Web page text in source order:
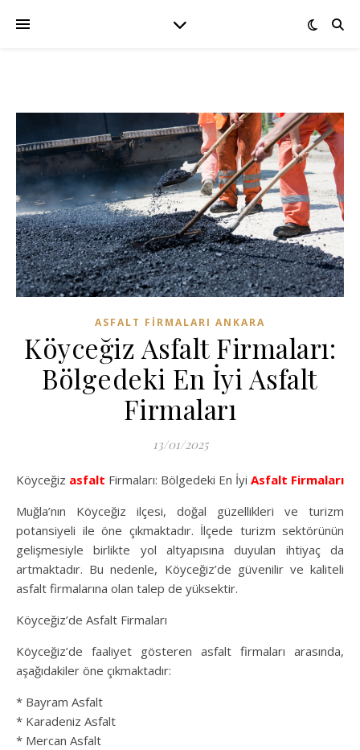
ASFALT FIRMALARI ANKARA
Köyceğiz Asfalt Firmaları:
Bölgedeki En İyi Asfalt
Firmaları
13/01/2025
Köyceğiz asfalt Firmaları: Bölgedeki En İyi Asfalt Firmaları
Muğla’nın Köyceğiz ilçesi, doğal güzellikleri ve turizm
potansiyeli ile öne çıkmaktadır. İlçede turizm sektörünün
gelişmesiyle birlikte yol altyapısına duyulan ihtiyaç da
artmaktadır. Bu nedenle, Köyceğiz’de güvenilir ve kaliteli
asfalt firmalarına olan talep de yüksektir.
Köyceğiz’de Asfalt Firmaları
Köyceğiz’de faaliyet gösteren asfalt firmaları arasında,
aşağıdakiler öne çıkmaktadır:
* Bayram Asfalt
* Karadeniz Asfalt
* Mercan Asfalt